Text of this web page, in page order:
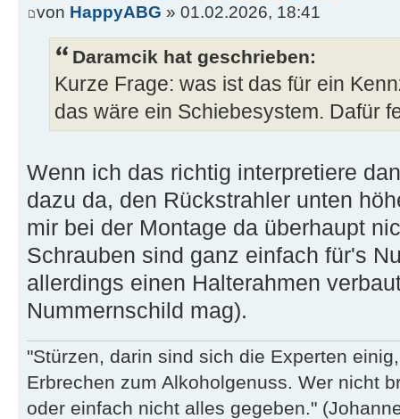
von HappyABG » 01.02.2026, 18:41
Daramcik hat geschrieben:
Kurze Frage: was ist das für ein
das wäre ein Schiebesystem. Dafür
Wenn ich das richtig interpretiere
dazu da, den Rückstrahler unten
mir bei der Montage da überhaupt
Schrauben sind ganz einfach für's
allerdings einen Halterahmen
Nummernschild mag).
"Stürzen, darin sind sich die Experten
Erbrechen zum Alkoholgenuss. Wer nicht
oder einfach nicht alles gegeben."